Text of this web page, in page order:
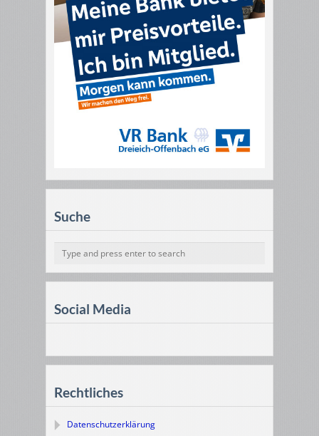
Suche
Social Media
Rechtliches
Datenschutzerklärung